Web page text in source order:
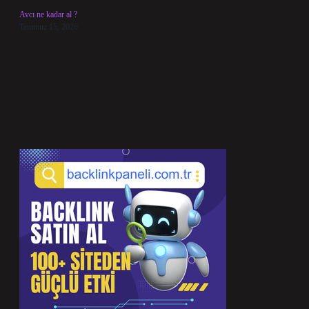
Avcı ne kadar al ?
Temmuz 15, 2026